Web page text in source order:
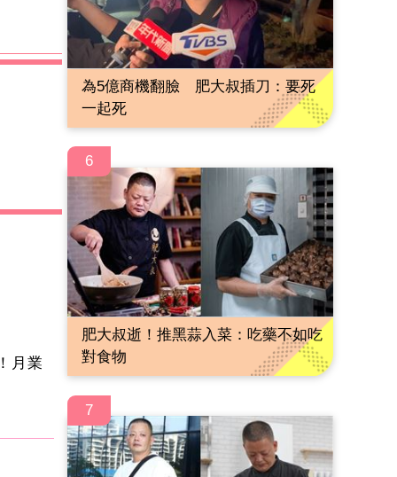
月業
為5億商機翻臉 肥大叔插刀：要死
一起死
6
肥大叔逝！推黑蒜入菜：吃藥不如吃
對食物
7